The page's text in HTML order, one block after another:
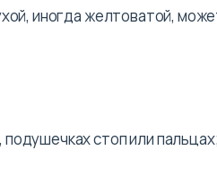
иногда желтоватой,
стоп или пальцах;